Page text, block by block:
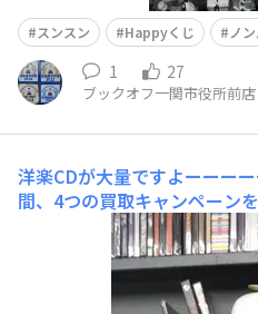
スンスン Happyくじ ノ
1 27
ブックオフ一関市役所前店
洋楽CDが大量ですよーーーー
間、4つの買取キャンペーン
が、三連休は、大量のCDを
だいたい2,000点😮桁が大き
いった感じです。この箱全部
すほぼ洋楽です。私は洋楽あ